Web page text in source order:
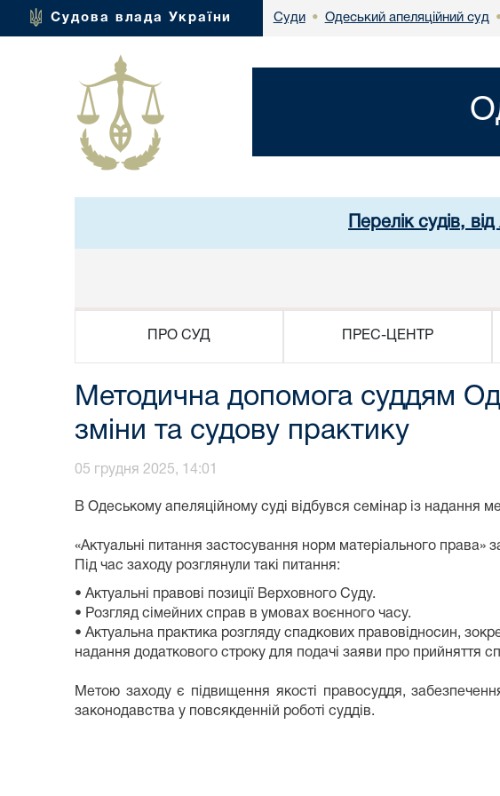
Судова влада України Суди • Одеський апеляційний суд
Перелік судів,
ПРО СУД ПРЕС-ЦЕНТР
Методична допомога суддям
зміни та судову практику
05 грудня 2025, 14:01
В Одеському апеляційному суді відбувся семінар із надання
«Актуальні питання застосування норм матеріального права»
Під час заходу розглянули такі питання:
• Актуальні правові позиції Верховного Суду.
• Розгляд сімейних справ в умовах воєнного часу.
• Актуальна практика розгляду спадкових правовідносин,
надання додаткового строку для подачі заяви про
Метою заходу є підвищення якості правосуддя,
законодавства у повсякденній роботі суддів.